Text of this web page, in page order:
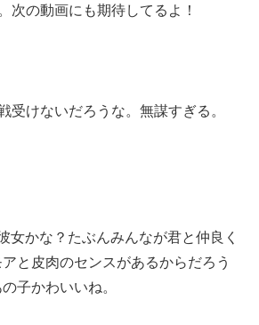
の動画にも期待してるよ！
けないだろうな。無謀すぎる。
かな？たぶんみんなが君と仲良く
と皮肉のセンスがあるからだろう
子かわいいね。